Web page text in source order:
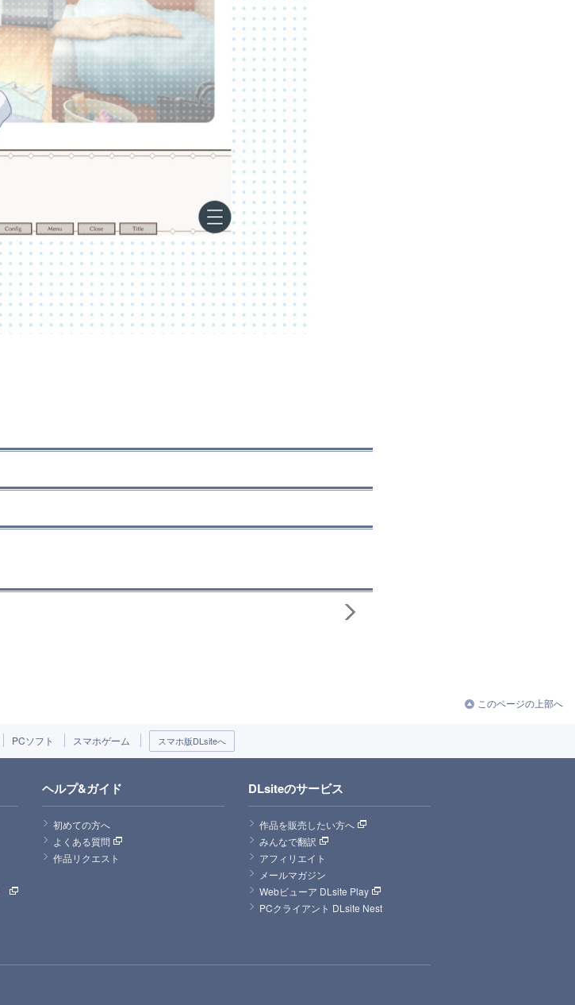
このページの上部へ
PCソフト スマホゲーム スマホ版DLsiteへ
ヘルプ&ガイド
初めての方へ
よくある質問
作品リクエスト
DLsiteのサービス
作品を販売したい方へ
みんなで翻訳
アフィリエイト
メールマガジン
Webビューア DLsite Play
PCクライアント DLsite Nest